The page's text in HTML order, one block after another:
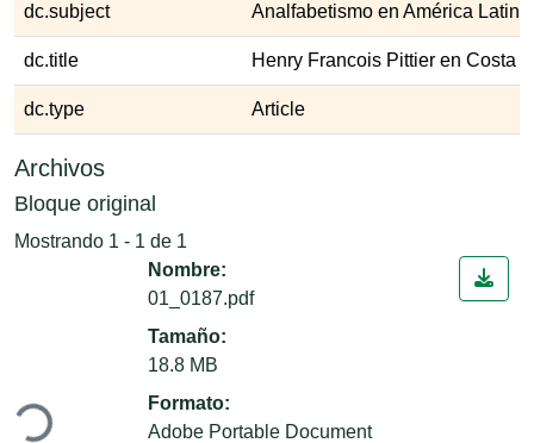
dc.subject Analfabetismo en América Latina
dc.title Henry Francois Pittier en Costa
dc.type Article
Archivos
Bloque original
Mostrando 1 - 1 de 1
Nombre:
01_0187.pdf
Tamaño:
18.8 MB
Formato:
Adobe Portable Document